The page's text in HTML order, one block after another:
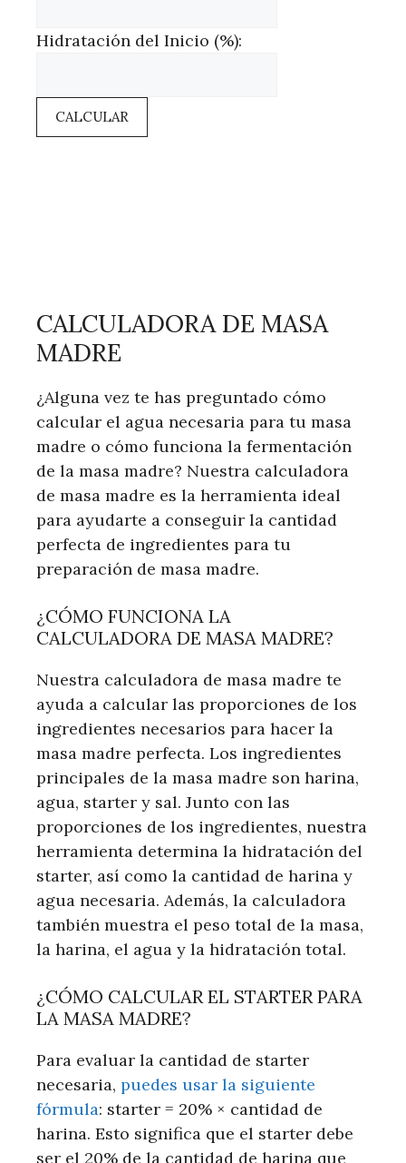
Hidratación del Inicio (%):
CALCULAR
CALCULADORA DE MASA
MADRE
¿Alguna vez te has preguntado cómo
calcular el agua necesaria para tu masa
madre o cómo funciona la fermentación
de la masa madre? Nuestra calculadora
de masa madre es la herramienta ideal
para ayudarte a conseguir la cantidad
perfecta de ingredientes para tu
preparación de masa madre.
¿CÓMO FUNCIONA LA
CALCULADORA DE MASA MADRE?
Nuestra calculadora de masa madre te
ayuda a calcular las proporciones de los
ingredientes necesarios para hacer la
masa madre perfecta. Los ingredientes
principales de la masa madre son harina,
agua, starter y sal. Junto con las
proporciones de los ingredientes, nuestra
herramienta determina la hidratación del
starter, así como la cantidad de harina y
agua necesaria. Además, la calculadora
también muestra el peso total de la masa,
la harina, el agua y la hidratación total.
¿CÓMO CALCULAR EL STARTER PARA
LA MASA MADRE?
Para evaluar la cantidad de starter
necesaria, puedes usar la siguiente
fórmula: starter = 20% × cantidad de
harina. Esto significa que el starter debe
ser el 20% de la cantidad de harina que